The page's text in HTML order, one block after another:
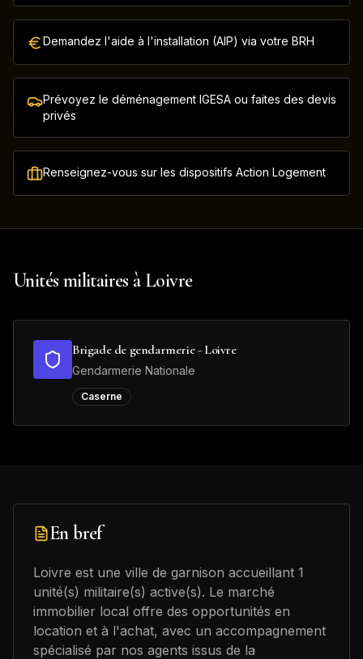
Demandez l'aide à l'installation (AIP) via votre BRH
Prévoyez le déménagement IGESA ou faites des devis
privés
Renseignez-vous sur les dispositifs Action Logement
Unités militaires à Loivre
Brigade de gendarmerie - Loivre
Gendarmerie Nationale
Caserne
En bref
Loivre est une ville de garnison accueillant 1
unité(s) militaire(s) active(s). Le marché
immobilier local offre des opportunités en
location et à l'achat, avec un accompagnement
spécialisé par nos agents issus de la